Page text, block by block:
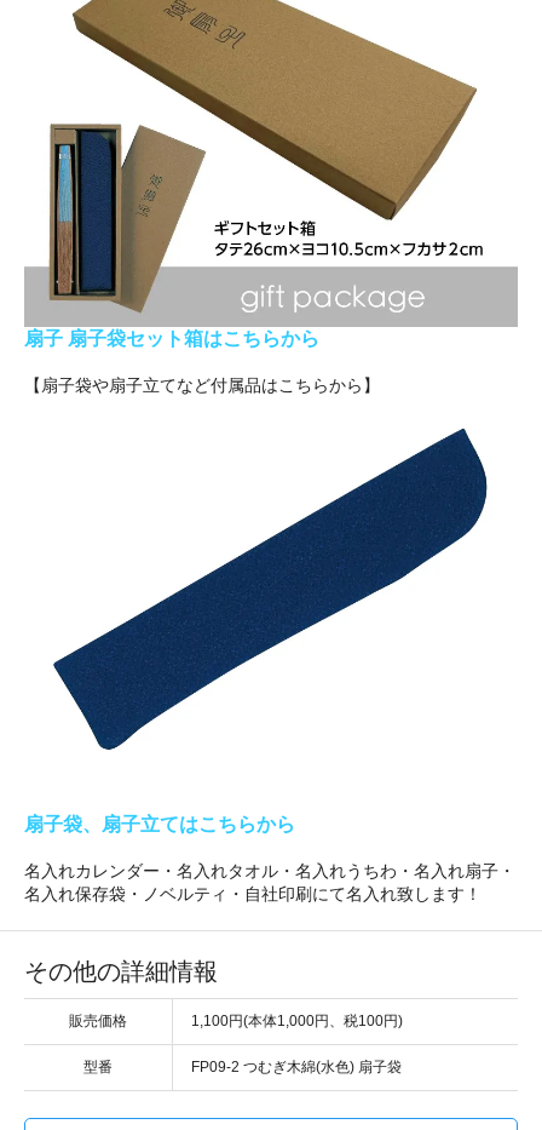
扇子 扇子袋セット箱はこちらから
【扇子袋や扇子立てなど付属品はこちらから】
扇子袋、扇子立てはこちらから
名入れカレンダー・名入れタオル・名入れうちわ・名入れ扇子・
名入れ保存袋・ノベルティ・自社印刷にて名入れ致します！
その他の詳細情報
販売価格 1,100円(本体1,000円、税100円)
型番 FP09-2 つむぎ木綿(水色) 扇子袋